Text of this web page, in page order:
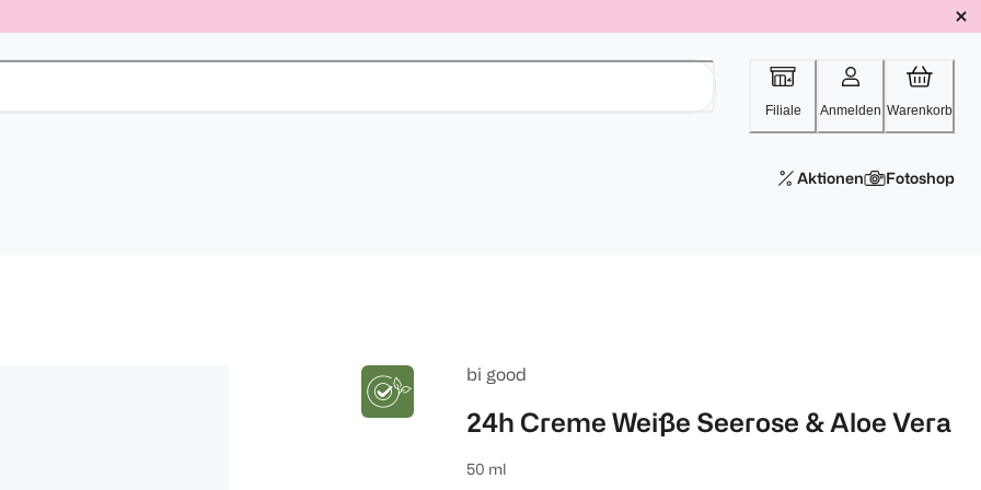
Filiale Anmelden Warenkorb
Aktionen Fotoshop
bi good
24h Creme Weiße Seerose & Aloe Vera
50 ml